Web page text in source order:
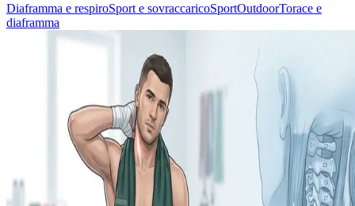
Diaframma e respiroSport e sovraccaricoSportOutdoorTorace e
diaframma